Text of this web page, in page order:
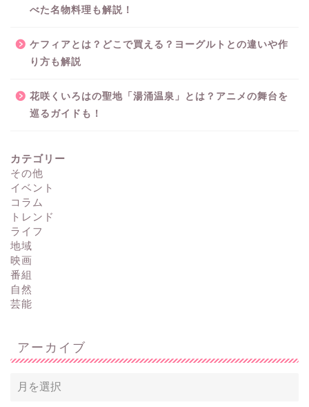
べた名物料理も解説！
ケフィアとは？どこで買える？ヨーグルトとの違いや作
り方も解説
花咲くいろはの聖地「湯涌温泉」とは？アニメの舞台を
巡るガイドも！
カテゴリー
その他
イベント
コラム
トレンド
ライフ
地域
映画
番組
自然
芸能
アーカイブ